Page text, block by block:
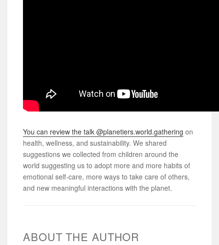
You can review the talk @planetiers.world.gathering on
health, wellness, and sustainability. We shared
suggestions we collected from children around the
world suggesting us to adopt more and more habits of
emotional self-care, more ways to take care of others,
and new meaningful interactions with the planet.
ABOUT THE AUTHOR